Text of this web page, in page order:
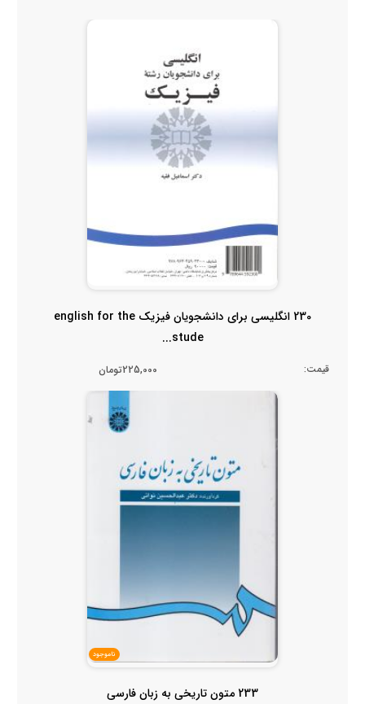
230 انگلیسی برای دانشجویان فیزیک english for the
stude...
قیمت: 225,000تومان
ناموجود
233 متون تاریخی به زبان فارسی